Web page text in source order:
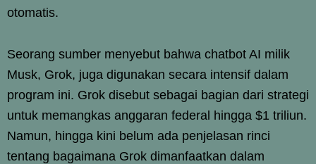
otomatis.
Seorang sumber menyebut bahwa chatbot AI milik
Musk, Grok, juga digunakan secara intensif dalam
program ini. Grok disebut sebagai bagian dari strategi
untuk memangkas anggaran federal hingga $1 triliun.
Namun, hingga kini belum ada penjelasan rinci
tentang bagaimana Grok dimanfaatkan dalam